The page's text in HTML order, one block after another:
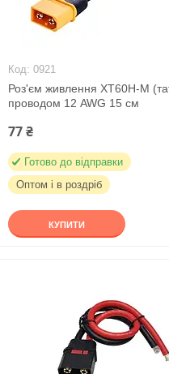
0921
Роз'єм живлення XT60H-M
проводом 12 AWG 15 см
77 ₴
Готово до відправки
Оптом і в роздріб
КУПИТИ